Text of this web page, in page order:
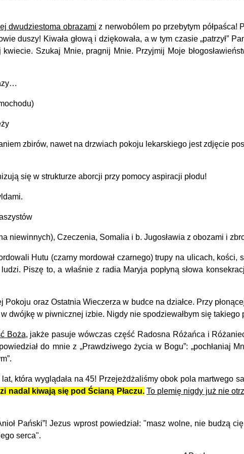
dwudziestoma obrazami z nerwobólem po przebytym półpaśca!
duszy! Kiwała głową i dziękowała, a w tym czasie „patrzył”
Szukaj Mnie, pragnij Mnie. Przyjmij Moje
z telewizji płynęły
(wybuch
zbirów, nawet na drzwiach pokoju lekarskiego jest zdjęcie
się w strukturze aborcji przy pomocy aspiracji płodu!
pod różnymi
niewinnych), Czeczenia, Somalia i b. Jugosławia z obozami i
Hutu (czarny mordował czarnego) trupy na ulicach, kości,
Piszę to, a właśnie z radia Maryja popłyną słowa
oraz Ostatnia Wieczerza w budce na działce. Przy
dwójkę w piwnicznej izbie. Nigdy nie spodziewałbym się takiego
Boża, jakże pasuje wówczas część Radosna Różańca i
do mnie z „Prawdziwego życia w Bogu”: „pochłaniaj
która wyglądała na 45! Przejeżdżaliśmy obok pola martwego
nadal kiwają się pod Ścianą Płaczu. To plemię nigdy już nie
Pański”! Jezus wprost powiedział: "masz wolne, nie budzą
serca".